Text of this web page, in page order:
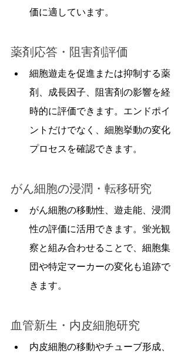
価に適しています。
薬剤応答・阻害剤評価
細胞遊走を促進または抑制する薬
剤、成長因子、阻害剤の影響を経
時的に評価できます。エンドポイ
ントだけでなく、細胞挙動の変化
プロセスを確認できます。
がん細胞の浸潤・転移研究
がん細胞の移動性、遊走能、浸潤
性の評価に活用できます。蛍光観
察と組み合わせることで、細胞集
団や特定マーカーの変化も追跡で
きます。
血管新生・内皮細胞研究
内皮細胞の移動やチューブ形成、